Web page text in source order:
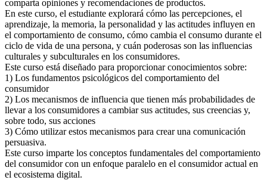
comparta opiniones y recomendaciones de productos.
En este curso, el estudiante explorará cómo las percepciones, el
aprendizaje, la memoria, la personalidad y las actitudes influyen en
el comportamiento de consumo, cómo cambia el consumo durante el
ciclo de vida de una persona, y cuán poderosas son las influencias
culturales y subculturales en los consumidores.
Este curso está diseñado para proporcionar conocimientos sobre:
1) Los fundamentos psicológicos del comportamiento del
consumidor
2) Los mecanismos de influencia que tienen más probabilidades de
llevar a los consumidores a cambiar sus actitudes, sus creencias y,
sobre todo, sus acciones
3) Cómo utilizar estos mecanismos para crear una comunicación
persuasiva.
Este curso imparte los conceptos fundamentales del comportamiento
del consumidor con un enfoque paralelo en el consumidor actual en
el ecosistema digital.